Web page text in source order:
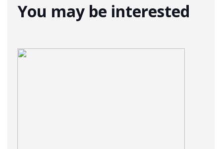
You may be interested